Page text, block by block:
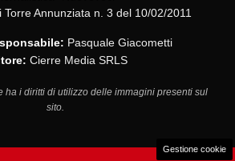
Annunziata n. 3 del 10/02/2011
Pasquale Giacometti
Cierre Media SRLS
ha i diritti di utilizzo delle immagini presenti sul
sito.
Gestione cookie